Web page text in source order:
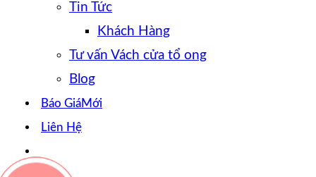
Tin Tức
Khách Hàng
Tư vấn Vách cửa tổ ong
Blog
Báo Giá
Liên Hệ